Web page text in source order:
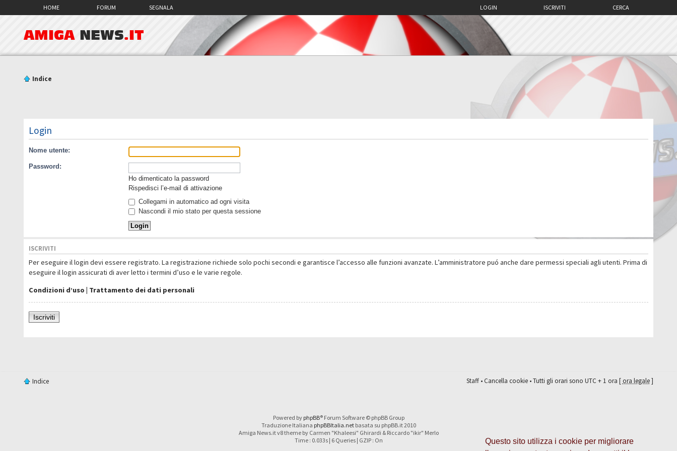
Questo sito utilizza i cookie per migliorare
HOME FORUM SEGNALA CERCA
ISCRIVITI
LOGIN
AMIGA NEWS.IT
Indice
Login
Nome utente:
Password:
Ho dimenticato la password
Rispedisci l’e-mail di attivazione
Collegami in automatico ad ogni visita
Nascondi il mio stato per questa sessione
ISCRIVITI
Per eseguire il login devi essere registrato. La registrazione richiede solo pochi secondi e garantisce l’accesso alle funzioni avanzate. L’amministratore puó anche dare permessi speciali agli utenti. Prima di
eseguire il login assicurati di aver letto i termini d’uso e le varie regole.
Condizioni d’uso | Trattamento dei dati personali
Iscriviti
Indice Staff•Cancella cookie• Tutti gli orari sono UTC + 1 ora [ora legale]
Powered by phpBB® Forum Software © phpBB Group
Traduzione Italiana phpBBItalia.netbasata su phpBB.it 2010
Amiga News.it v8 theme by Carmen "Khaleesi" Ghirardi & Riccardo "ikir" Merlo
Time : 0.033s | 6 Queries | GZIP : On